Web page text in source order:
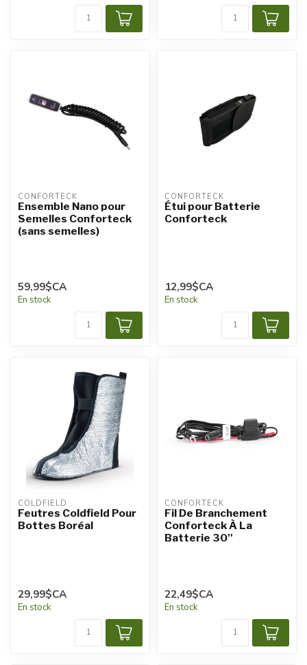
CONFORTECK
Ensemble Nano pour
Semelles Conforteck
(sans semelles)
59,99$CA
En stock
CONFORTECK
Étui pour Batterie
Conforteck
12,99$CA
En stock
COLDFIELD
Feutres Coldfield Pour
Bottes Boréal
29,99$CA
En stock
CONFORTECK
Fil De Branchement
Conforteck À La
Batterie 30''
22,49$CA
En stock